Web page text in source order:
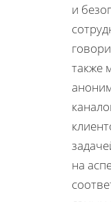
и
также
на